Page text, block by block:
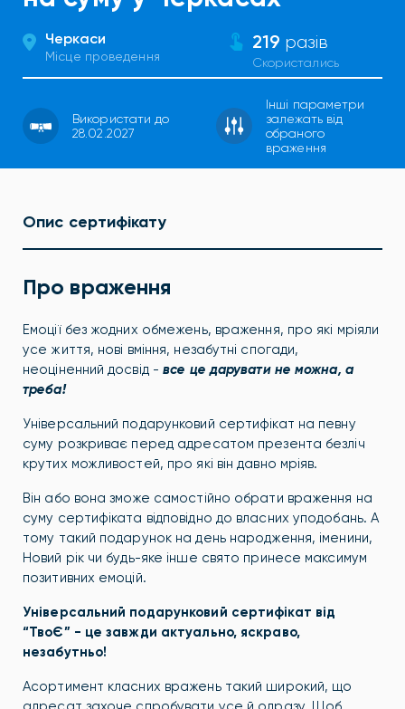
Черкаси
Місце проведення
219 разів
Скористались
Використати до
28.02.2027
Інші параметри
залежать від
обраного
враження
Опис сертифікату
Про враження
Емоції без жодних обмежень, враження, про які мріяли
усе життя, нові вміння, незабутні спогади,
неоціненний досвід -все це дарувати не можна, а
треба!
Універсальний подарунковий сертифікат на певну
суму розкриває перед адресатом презента безліч
крутих можливостей, про які він давно мріяв.
Він або вона зможе самостійно обрати враження на
суму сертифіката відповідно до власних уподобань. А
тому такий подарунок на день народження, іменини,
Новий рік чи будь-яке інше свято принесе максимум
позитивних емоцій.
Універсальний подарунковий сертифікат від
“ТвоЄ” - це завжди актуально, яскраво,
незабутньо!
Асортимент класних вражень такий широкий, що